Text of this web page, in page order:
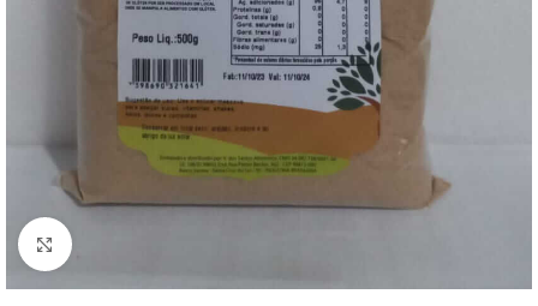
Clique para ampliar